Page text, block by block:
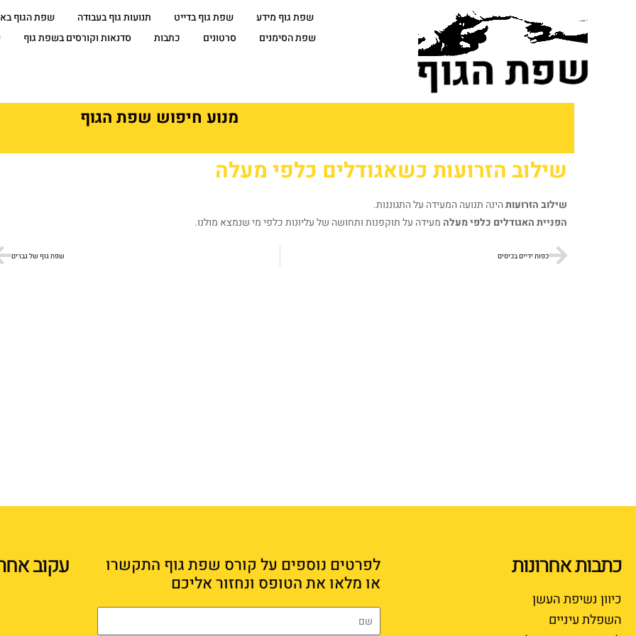
שפת גוף מידע שפת גוף בדייט תנועות גוף בעבודה
שפת הגוף
שפת הסימנים
סרטונים כתבות סדנאות וקורסים בשפת גוף
מנוע חיפוש שפת הגוף
שילוב הזרועות כשאגודלים כלפי מעלה
שילוב הזרועותהינה תנועה המעידה על התגוננות.
הפניית האגודלים כלפי מעלה מעידה על תוקפנות ותחושה של עליונות כלפי מי שנמצא מולנו.
כפות ידיים בכיסים שפת גוף של גברים
כתבות אחרונות
כיוון נשיפת העשן
השפלת עיניים
לפרטים נוספים על קורס שפת גוף התקשרו
או מלאו את הטופס ונחזור אליכם
עקוב